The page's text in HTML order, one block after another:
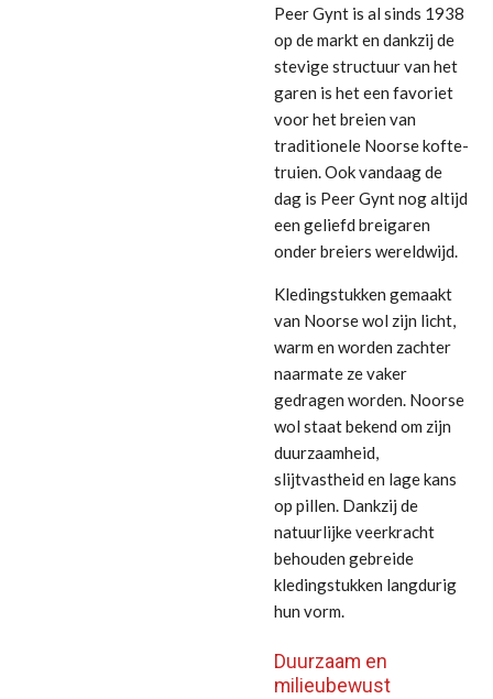
Peer Gynt is al sinds 1938
op de markt en dankzij de
stevige structuur van het
garen is het een favoriet
voor het breien van
traditionele Noorse kofte-
truien. Ook vandaag de
dag is Peer Gynt nog altijd
een geliefd breigaren
onder breiers wereldwijd.
Kledingstukken gemaakt
van Noorse wol zijn licht,
warm en worden zachter
naarmate ze vaker
gedragen worden. Noorse
wol staat bekend om zijn
duurzaamheid,
slijtvastheid en lage kans
op pillen. Dankzij de
natuurlijke veerkracht
behouden gebreide
kledingstukken langdurig
hun vorm.
Duurzaam en
milieubewust